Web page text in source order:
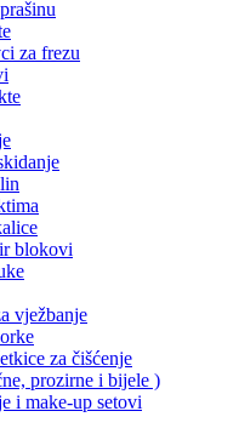
za frezu
blokovi
vježbanje
za čišćenje
prozirne i bijele )
i make-up setovi